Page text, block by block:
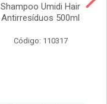
Shampoo Umidi Hair
Antirresíduos 500ml
Código: 110317